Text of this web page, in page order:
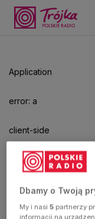
Application
error: a
client-side
exception
has
aby
odtwarzać.
Dbamy o Twoją
My i nasi5 partnerzy
informacji na